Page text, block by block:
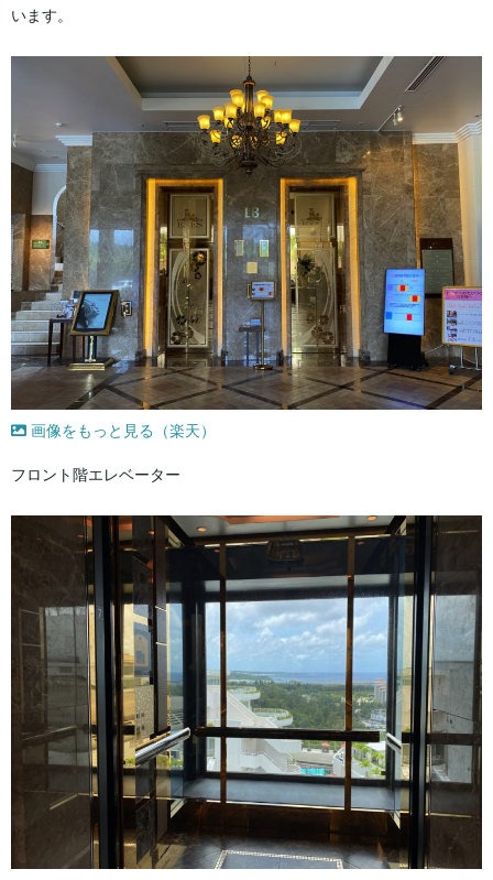
います。
画像をもっと見る（楽天）
フロント階エレベーター